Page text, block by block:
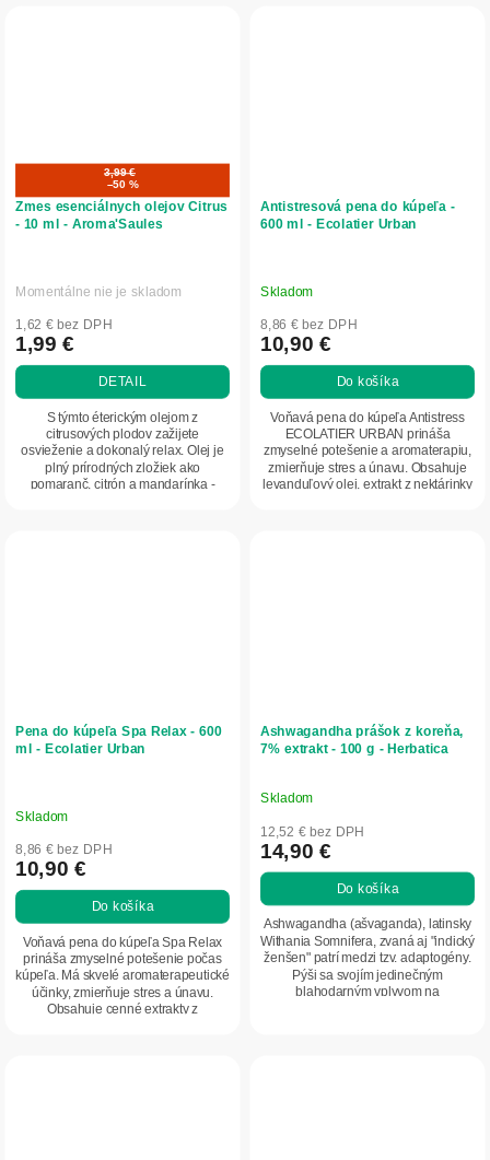
3,99 €
–50 %
Zmes esenciálnych olejov Citrus
- 10 ml - Aroma'Saules
Momentálne nie je skladom
1,62 € bez DPH
1,99 €
DETAIL
S týmto éterickým olejom z
citrusových plodov zažijete
osvieženie a dokonalý relax. Olej je
plný prírodných zložiek ako
pomaranč, citrón a mandarínka -
Antistresová pena do kúpeľa -
600 ml - Ecolatier Urban
Skladom
8,86 € bez DPH
10,90 €
Do košíka
Voňavá pena do kúpeľa Antistress
ECOLATIER URBAN prináša
zmyselné potešenie a aromaterapiu,
zmierňuje stres a únavu. Obsahuje
levanduľový olej, extrakt z nektárinky
Pena do kúpeľa Spa Relax - 600
ml - Ecolatier Urban
Skladom
8,86 € bez DPH
10,90 €
Do košíka
Voňavá pena do kúpeľa Spa Relax
prináša zmyselné potešenie počas
kúpeľa. Má skvelé aromaterapeutické
účinky, zmierňuje stres a únavu.
Obsahuje cenné extrakty z
Ashwagandha prášok z koreňa,
7% extrakt - 100 g - Herbatica
Priemerné
hodnotenie
produktu
je
5,0
z
5
hviezdičiek.
Skladom
12,52 € bez DPH
14,90 €
Do košíka
Ashwagandha (ašvaganda), latinsky
Withania Somnifera, zvaná aj "indický
ženšen" patrí medzi tzv. adaptogény.
Pýši sa svojím jedinečným
blahodarným vplyvom na